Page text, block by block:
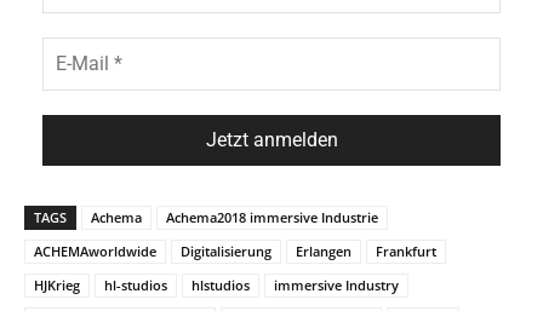
TAGS Achema
Achema2018 immersive Industrie
ACHEMAworldwide
Digitalisierung Erlangen
Frankfurt
HJKrieg
hl-studios hlstudios
immersive Industry